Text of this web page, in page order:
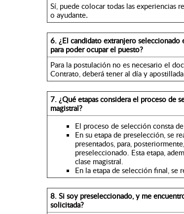
Sí, puede colocar todas las experiencias
o ayudante.
6. ¿El candidato extranjero
para poder ocupar el puesto?
Para la postulación no es necesario el
Contrato, deberá tener al día y
7. ¿Qué etapas considera el proceso de
magistral?
El proceso de selección consta
En su etapa de preselección, se
presentados, para,
preseleccionado. Esta etapa,
clase magistral.
En la etapa de selección final, se
8. Si soy preseleccionado, y me
solicitada?